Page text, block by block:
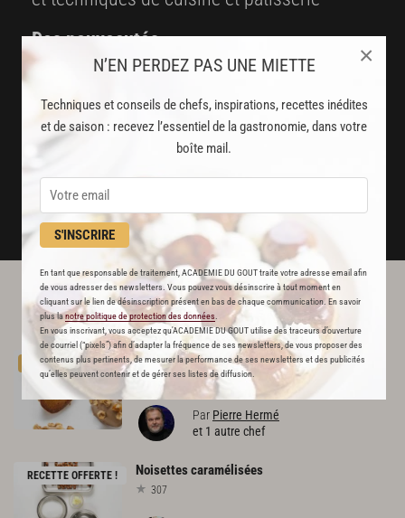
N’EN PERDEZ PAS UNE MIETTE
Techniques et conseils de chefs, inspirations, recettes inédites
et de saison : recevez l’essentiel de la gastronomie, dans votre
boîte mail.
S'INSCRIRE
En tant que responsable de traitement, ACADEMIE DU GOUT traite votre adresse email afin
de vous adresser des newsletters. Vous pouvez vous désinscrire à tout moment en
cliquant sur le lien de désinscription présent en bas de chaque communication. En savoir
plus lanotre politique de protection des données
En vous inscrivant, vous acceptez qu'ACADEMIE DU GOUT utilise des traceurs d’ouverture
de courriel (“pixels”) afin d’adapter la fréquence de ses newsletters, de vous proposer des
contenus plus pertinents, de mesurer la performance de ses newsletters et des publicités
qu’elles peuvent contenir et de gérer ses listes de diffusion.
×
Des nouveautés
disponibles chaque semaine
Stop pub
un service garanti sans publicité
DÉJÀ ABONNÉ(E) ? JE ME CONNECTE
L'ACADÉMIE DU GOÛT VOUS
RECOMMANDE
PREMIUM Madeleinesinfinimentnoisette
221
Par Pierre Hermé
et 1 autre chef
RECETTE OFFERTE ! Noisettescaramélisées
307